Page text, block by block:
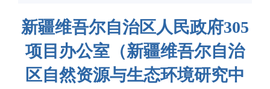
新疆维吾尔自治区人民政府305
项目办公室（新疆维吾尔自治
区自然资源与生态环境研究中